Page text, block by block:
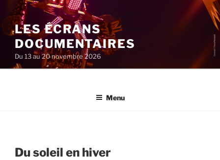
au
contenu
principal
LES ÉCRANS
DOCUMENTAIRES
Du 13 au 20 novembre 2026
Menu
Du soleil en hiver